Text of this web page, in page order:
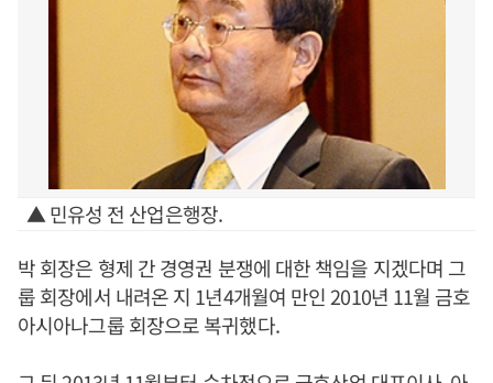
▲ 민유성 전 산업은행장.
박 회장은 형제 간 경영권 분쟁에 대한 책임을 지겠다며 그
룹 회장에서 내려온 지 1년4개월여 만인 2010년 11월 금호
아시아나그룹 회장으로 복귀했다.